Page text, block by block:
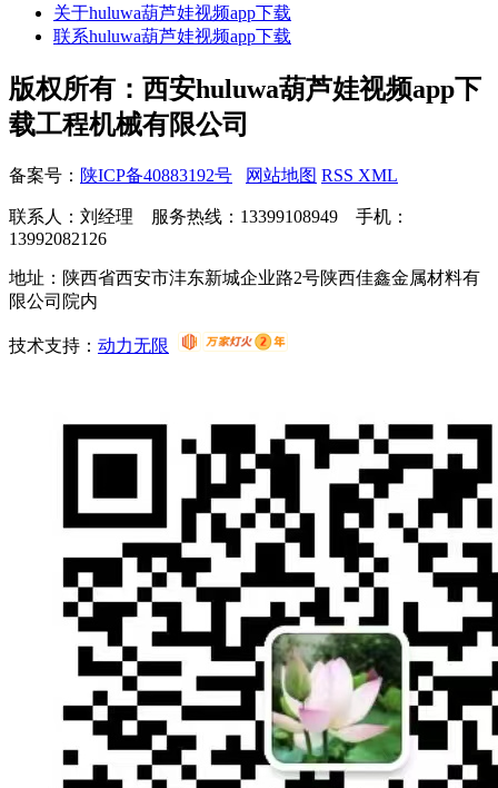
关于huluwa葫芦娃视频app下载
联系huluwa葫芦娃视频app下载
版权所有：西安huluwa葫芦娃视频app下
载工程机械有限公司
备案号： 陕ICP备40883192号 网站地图 RSS XML
联系人：刘经理 服务热线：13399108949 手机：
13992082126
地址：陕西省西安市沣东新城企业路2号陕西佳鑫金属材料有
限公司院内
技术支持： 动力无限